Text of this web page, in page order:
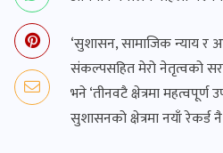
‘सुशासन, सामाजिक न्याय र
संकल्पसहित मेरो नेतृत्वको
भने ‘तीनवटै क्षेत्रमा
सुशासनको क्षेत्रमा नयाँ रेकर्ड